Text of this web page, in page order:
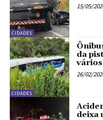
CIDADES
15/05/
CIDADES
da
26/02/
deixa